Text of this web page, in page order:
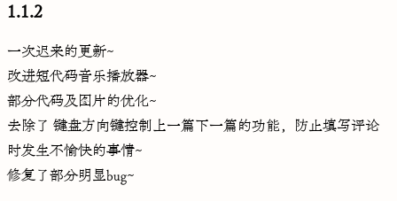
1.1.2
一次迟来的更新~
改进短代码音乐播放器~
部分代码及图片的优化~
去除了 键盘方向键控制上一篇下一篇的功能，防止填写评论
时发生不愉快的事情~
修复了部分明显bug~